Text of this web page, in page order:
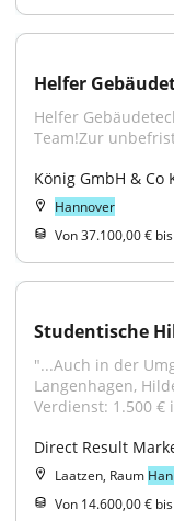
Helfer
Helfer
Team!Zur
König GmbH & Co
Hannover
Von 37.100,00 €
Studentische
"...Auch in der
Langenhagen,
Verdienst: 1.500 €
Direct Result
Laatzen, Raum
Von 14.600,00 €